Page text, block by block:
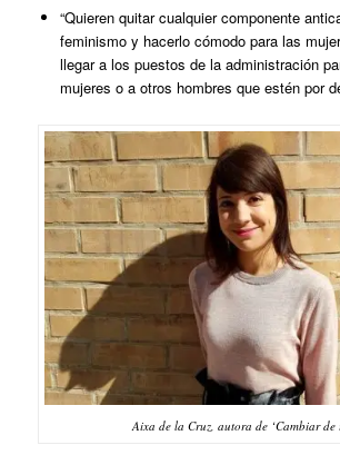
“Quieren quitar cualquier componente
feminismo y hacerlo cómodo para las
llegar a los puestos de la administración
mujeres o a otros hombres que estén por
Aixa de la Cruz, autora de ‘Cambiar de